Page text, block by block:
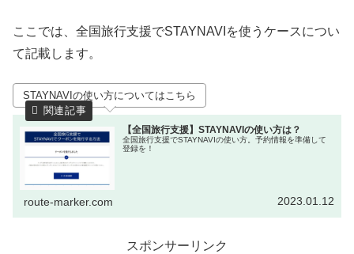
ここでは、全国旅行支援でSTAYNAVIを使うケースについ
て記載します。
STAYNAVIの使い方についてはこちら
【全国旅行支援】STAYNAVIの使い方は？
全国旅行支援でSTAYNAVIの使い方。予約情報を準備して
登録を！
route-marker.com 2023.01.12
スポンサーリンク